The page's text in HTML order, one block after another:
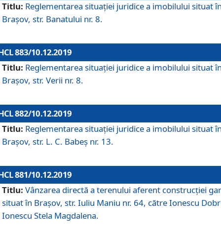
Titlu: Reglementarea situației juridice a imobilului situat
Brașov, str. Banatului nr. 8.
883/10.12.2019
Titlu: Reglementarea situației juridice a imobilului situat
Brașov, str. Verii nr. 8.
882/10.12.2019
Titlu: Reglementarea situației juridice a imobilului situat
Brașov, str. L. C. Babeș nr. 13.
881/10.12.2019
Titlu: Vânzarea directă a terenului aferent construcției
situat în Brașov, str. Iuliu Maniu nr. 64, către Ionescu
Ionescu Stela Magdalena.